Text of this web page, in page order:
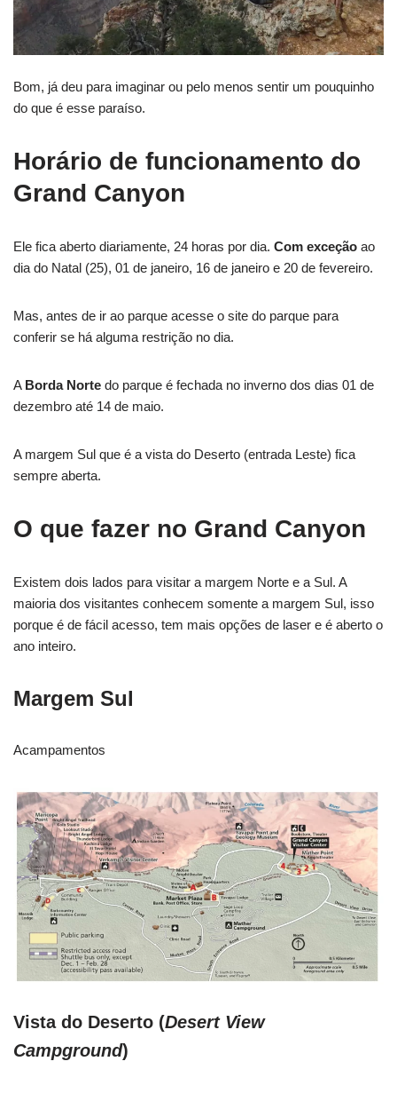
Bom, já deu para imaginar ou pelo menos sentir um pouquinho
do que é esse paraíso.
Horário de funcionamento do
Grand Canyon
Ele fica aberto diariamente, 24 horas por dia. Com exceção ao
dia do Natal (25), 01 de janeiro, 16 de janeiro e 20 de fevereiro.
Mas, antes de ir ao parque acesse o site do parque para
conferir se há alguma restrição no dia.
A Borda Norte do parque é fechada no inverno dos dias 01 de
dezembro até 14 de maio.
A margem Sul que é a vista do Deserto (entrada Leste) fica
sempre aberta.
O que fazer no Grand Canyon
Existem dois lados para visitar a margem Norte e a Sul. A
maioria dos visitantes conhecem somente a margem Sul, isso
porque é de fácil acesso, tem mais opções de laser e é aberto o
ano inteiro.
Margem Sul
Acampamentos
Vista do Deserto (Desert View
Campground)